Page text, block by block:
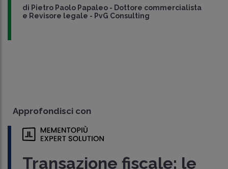
di Pietro Paolo Papaleo - Dottore commercialista
e Revisore legale - PvG Consulting
Approfondisci con
Transazione fiscale: le